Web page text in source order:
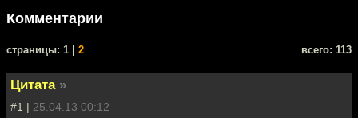
Комментарии
cтраницы: 1 | 2 всего: 113
Цитата »
#1 | 25.04.13 00:12